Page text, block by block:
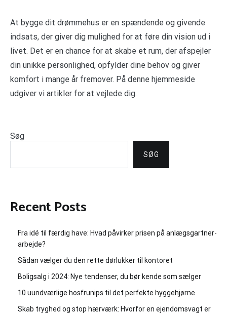
At bygge dit drømmehus er en spændende og givende
indsats, der giver dig mulighed for at føre din vision ud i
livet. Det er en chance for at skabe et rum, der afspejler
din unikke personlighed, opfylder dine behov og giver
komfort i mange år fremover. På denne hjemmeside
udgiver vi artikler for at vejlede dig.
Søg
SØG
Recent Posts
Fra idé til færdig have: Hvad påvirker prisen på anlægsgartner-
arbejde?
Sådan vælger du den rette dørlukker til kontoret
Boligsalg i 2024: Nye tendenser, du bør kende som sælger
10 uundværlige hosfrunips til det perfekte hyggehjørne
Skab tryghed og stop hærværk: Hvorfor en ejendomsvagt er